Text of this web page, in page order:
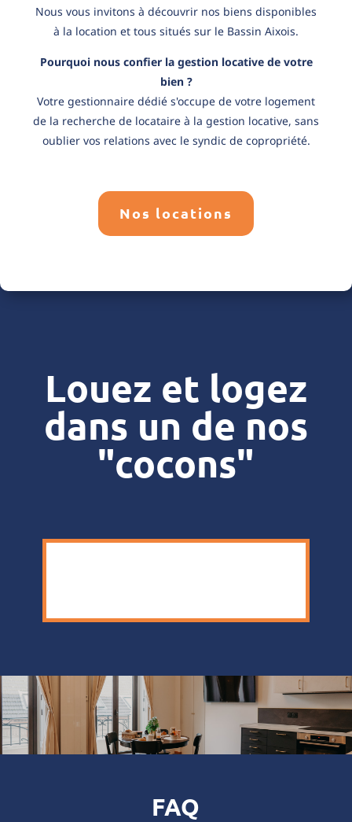
Nous vous invitons à découvrir nos biens disponibles
à la location et tous situés sur le Bassin Aixois.
Pourquoi nous confier la gestion locative de votre
bien ?
Votre gestionnaire dédié s'occupe de votre logement
de la recherche de locataire à la gestion locative, sans
oublier vos relations avec le syndic de copropriété.
Nos locations
Louez et logez
dans un de nos
"cocons"
FAQ